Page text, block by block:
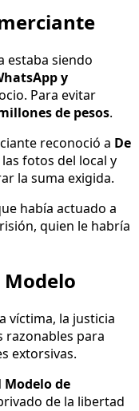
estaba siendo
y
Para evitar
de pesos.
reconoció a De
fotos del local y
la suma exigida.
había actuado a
quien le habría
Modelo
víctima, la justicia
para
extorsivas.
Modelo de
de la libertad